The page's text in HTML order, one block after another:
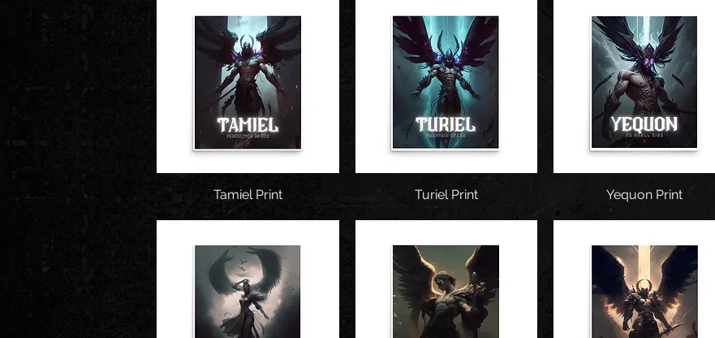
Snel overzicht
Tamiel Print Snel overzicht
Turiel Print Snel overzicht
Yequon Print